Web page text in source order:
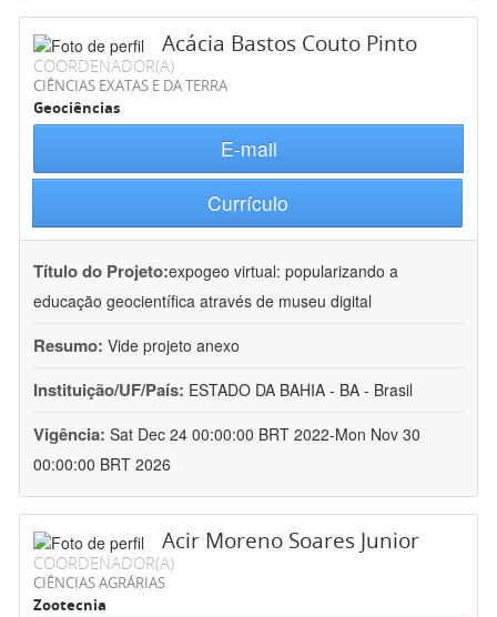
Acácia Bastos Couto Pinto
COORDENADOR(A)
CIÊNCIAS EXATAS E DA TERRA
Geociências
E-mail
Currículo
Título do Projeto:expogeo virtual: popularizando a
educação geocientífica através de museu digital
Resumo: Vide projeto anexo
Instituição/UF/País: ESTADO DA BAHIA - BA - Brasil
Vigência: Sat Dec 24 00:00:00 BRT 2022-Mon Nov 30
00:00:00 BRT 2026
Acir Moreno Soares Junior
COORDENADOR(A)
CIÊNCIAS AGRÁRIAS
Zootecnia